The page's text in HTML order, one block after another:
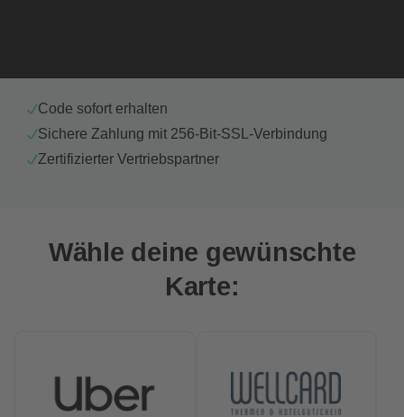
Code sofort erhalten
Sichere Zahlung mit 256-Bit-SSL-Verbindung
Zertifizierter Vertriebspartner
Wähle deine gewünschte
Karte: